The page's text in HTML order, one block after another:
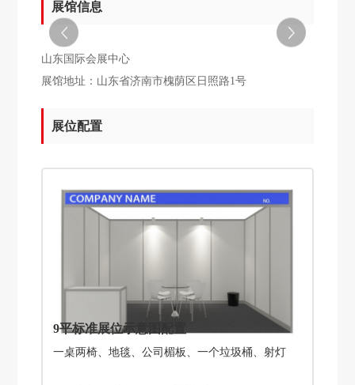
展馆信息
山东国际会展中心
展馆地址：山东省济南市槐荫区日照路1号
展位配置
9平标准展位示意图配置
一桌两椅、地毯、公司楣板、一个垃圾桶、射灯